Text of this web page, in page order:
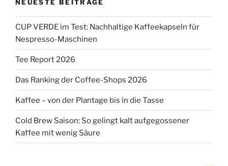
NEUESTE BEITRÄGE
CUP VERDE im Test: Nachhaltige Kaffeekapseln für
Nespresso-Maschinen
Tee Report 2026
Das Ranking der Coffee-Shops 2026
Kaffee – von der Plantage bis in die Tasse
Cold Brew Saison: So gelingt kalt aufgegossener
Kaffee mit wenig Säure